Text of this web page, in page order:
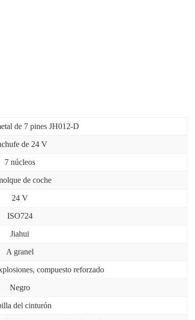
de 7 pines JH012-D
de 24 V
7 núcleos
de coche
24 V
ISO724
Jiahui
A granel
compuesto reforzado
Negro
del cinturón